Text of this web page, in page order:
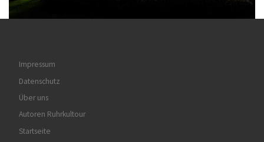
Impressum
Datenschutz
Über uns
Autoren Ruhrkultour
Startseite